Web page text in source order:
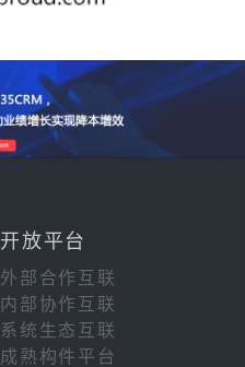
开放平台
外部合作互联
内部协作互联
系统生态互联
成熟构件平台